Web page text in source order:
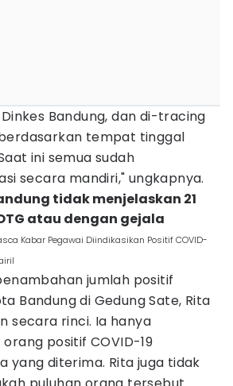
Bandung, dan di-tracing
tempat tinggal
ini semua sudah
secara mandiri," ungkapnya.
tidak menjelaskan 21
atau dengan gejala
Kabar Pegawai Diindikasikan Positif COVID-
jumlah positif
Bandung di Gedung Sate, Rita
secara rinci. Ia hanya
positif COVID-19
yang diterima. Rita juga tidak